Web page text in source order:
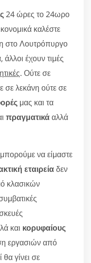
24 ώρες το 24ωρο
καλέστε
στο Λουτρόπυργο
άλλοι έχουν τιμές
. Ούτε σε
σε λεκάνη ούτε σε
μας και τα
πραγματικάαλλά
μπορούμε να είμαστε
εταιρείαδεν
κλασικών
και κορυφαίους
εργασιών από
θα γίνει σε